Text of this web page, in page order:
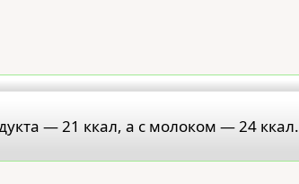
— 21 ккал, а с молоком — 24 ккал.